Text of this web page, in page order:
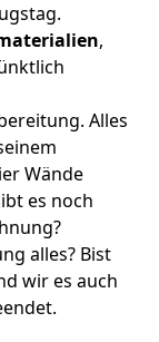
,
Alles
Wände
es noch
alles? Bist
wir es auch